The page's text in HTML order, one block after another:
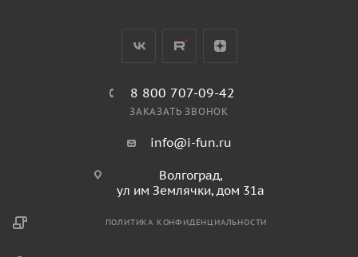
8 800 707-09-42
ЗАКАЗАТЬ ЗВОНОК
info@i-fun.ru
Волгоград,
ул им Землячки, дом 31а
ПОЛИТИКА КОНФИДЕНЦИАЛЬНОСТИ